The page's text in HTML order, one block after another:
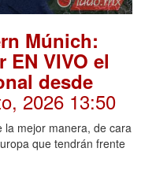
Múnich:
VIVO el
desde
2026 13:50
la mejor manera, de cara
que tendrán frente